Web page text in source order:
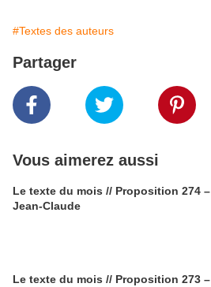
#Textes des auteurs
Partager
Vous aimerez aussi
Le texte du mois // Proposition 274 –
Jean-Claude
Le texte du mois // Proposition 273 –